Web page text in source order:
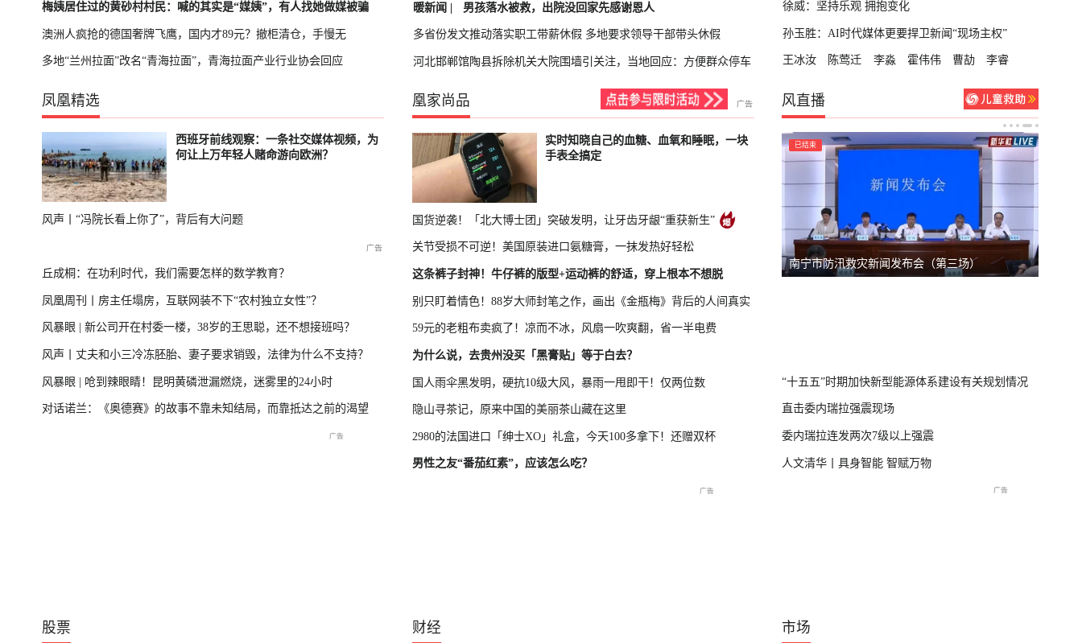
梅姨居住过的黄砂村村民：喊的其实是“媒姨”，有人找她做媒被骗
澳洲人疯抢的德国奢牌飞鹰，国内才89元？撤柜清仓，手慢无
多地“兰州拉面”改名“青海拉面”，青海拉面产业行业协会回应
暖新闻 | 男孩落水被救，出院没回家先感谢恩人
多省份发文推动落实职工带薪休假 多地要求领导干部带头休假
河北邯郸馆陶县拆除机关大院围墙引关注，当地回应：方便群众停车
徐威：坚持乐观 拥抱变化
孙玉胜：AI时代媒体更要捍卫新闻“现场主权”
王冰汝 陈莺迁 李淼 霍伟伟 曹劼 李睿
凤凰精选
西班牙前线观察：一条社交媒体视频，为
何让上万年轻人赌命游向欧洲？
风声丨“冯院长看上你了”，背后有大问题
丘成桐：在功利时代，我们需要怎样的数学教育？
凤凰周刊丨房主任塌房，互联网装不下“农村独立女性”？
风暴眼 | 新公司开在村委一楼，38岁的王思聪，还不想接班吗？
风声丨丈夫和小三冷冻胚胎、妻子要求销毁，法律为什么不支持？
风暴眼 | 呛到辣眼睛！昆明黄磷泄漏燃烧，迷雾里的24小时
对话诺兰：《奥德赛》的故事不靠未知结局，而靠抵达之前的渴望
凰家尚品
实时知晓自己的血糖、血氧和睡眠，一块
手表全搞定
国货逆袭！「北大博士团」突破发明，让牙齿牙龈“重获新生”
关节受损不可逆！美国原装进口氨糖膏，一抹发热好轻松
这条裤子封神！牛仔裤的版型+运动裤的舒适，穿上根本不想脱
别只盯着情色！88岁大师封笔之作，画出《金瓶梅》背后的人间真实
59元的老粗布卖疯了！凉而不冰，风扇一吹爽翻，省一半电费
为什么说，去贵州没买「黑膏贴」等于白去？
国人雨伞黑发明，硬抗10级大风，暴雨一甩即干！仅两位数
隐山寻茶记，原来中国的美丽茶山藏在这里
2980的法国进口「绅士XO」礼盒，今天100多拿下！还赠双杯
男性之友“番茄红素”，应该怎么吃？
风直播
最新进展
会
已结束 已结束 已结束
台风“美莎克”致广西多地受灾 直击防城港救援一
线
“十五五”时期加快新型能源体系建设有关规划情况
直击委内瑞拉强震现场
委内瑞拉连发两次7级以上强震
人文清华丨具身智能 智赋万物
股票 财经 市场